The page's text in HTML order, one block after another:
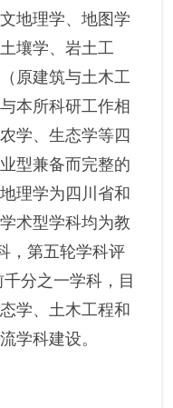
地理学、地图学
壤学、岩土工
原建筑与土木工
本所科研工作相
学、生态学等四
型兼备而完整的
理学为四川省和
术型学科均为教
，第五轮学科评
分之一学科，目
学、土木工程和
学科建设。